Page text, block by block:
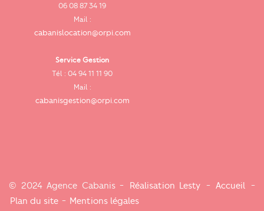
06 08 87 34 19
Mail :
cabanislocation@orpi.com
Service Gestion
Tél : 04 94 11 11 90
Mail :
cabanisgestion@orpi.com
© 2024 Agence Cabanis - Réalisation Lesty - Accueil
-
Plan du site - Mentions légales